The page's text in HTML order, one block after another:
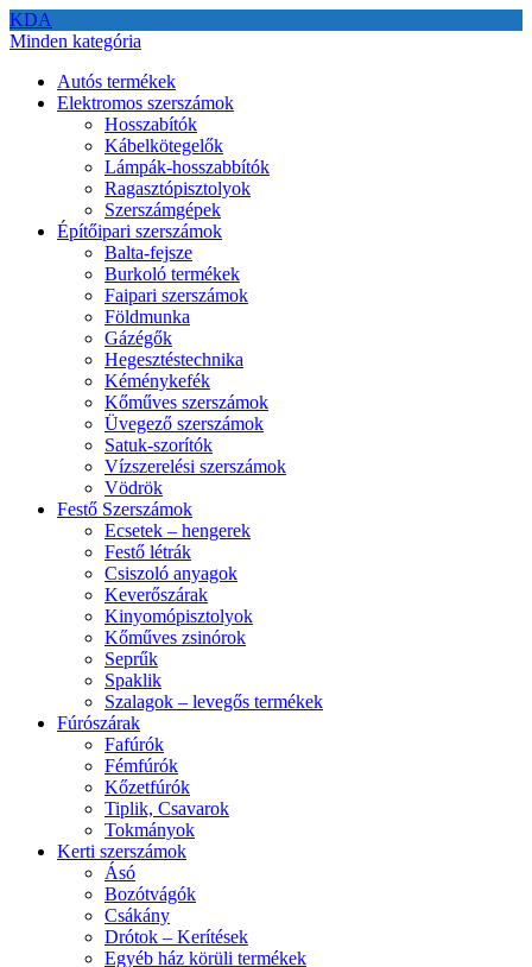
KDA
Minden kategória
Autós termékek
Elektromos szerszámok
Hosszabítók
Kábelkötegelők
Lámpák-hosszabbítók
Ragasztópisztolyok
Szerszámgépek
Építőipari szerszámok
Balta-fejsze
Burkoló termékek
Faipari szerszámok
Földmunka
Gázégők
Hegesztéstechnika
Kéménykefék
Kőműves szerszámok
Üvegező szerszámok
Satuk-szorítók
Vízszerelési szerszámok
Vödrök
Festő Szerszámok
Ecsetek – hengerek
Festő létrák
Csiszoló anyagok
Keverőszárak
Kinyomópisztolyok
Kőműves zsinórok
Seprűk
Spaklik
Szalagok – levegős termékek
Fúrószárak
Fafúrók
Fémfúrók
Kőzetfúrók
Tiplik, Csavarok
Tokmányok
Kerti szerszámok
Ásó
Bozótvágók
Csákány
Drótok – Kerítések
Egyéb ház körüli termékek